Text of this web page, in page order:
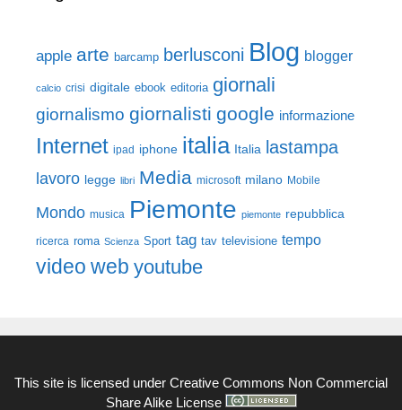
apple arte barcamp berlusconi Blog blogger
calcio crisi digitale ebook editoria giornali
giornalismo giornalisti google informazione
Internet ipad iphone italia Italia lastampa
lavoro legge libri Media microsoft milano Mobile
Mondo musica Piemonte piemonte repubblica
ricerca roma Scienza Sport tag tav televisione tempo
video web youtube
This site is licensed under Creative Commons Non Commercial
Share Alike License